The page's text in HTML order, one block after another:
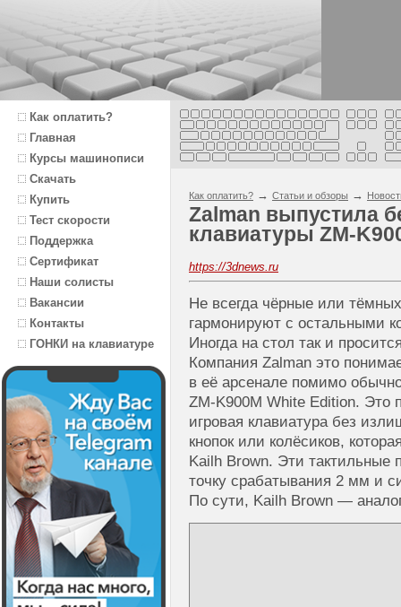
Как оплатить?
Главная
Курсы машинописи
Скачать
Купить
Тест скорости
Поддержка
Сертификат
Наши солисты
Вакансии
Контакты
ГОНКИ на клавиатуре
Как оплатить? → Статьи и обзоры →
Zalman выпустила
клавиатуры ZM-
https://3dnews.ru
Не всегда чёрные или
гармонируют с остальными
Иногда на стол так и
Компания Zalman это
в её арсенале помимо
ZM-K900M White Edition. Это
игровая клавиатура без
кнопок или колёсиков,
Kailh Brown. Эти
точку срабатывания 2 мм и
По сути, Kailh Brown —